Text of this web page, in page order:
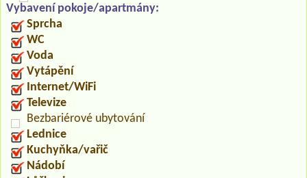
Vybavení pokoje/apartmány:
Sprcha
WC
Voda
Vytápění
Internet/WiFi
Televize
Bezbariérové ubytování
Lednice
Kuchyňka/vařič
Nádobí